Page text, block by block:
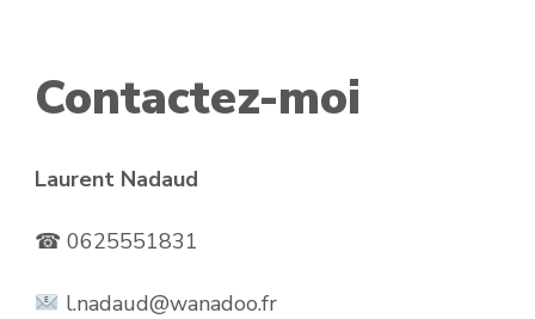
Contactez-moi
Laurent Nadaud
☎ 0625551831
l.nadaud@wanadoo.fr